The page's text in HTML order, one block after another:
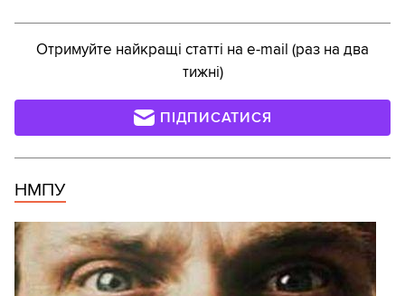
Отримуйте найкращі статті на e-mail (раз на два
тижні)
ПІДПИСАТИСЯ
НМПУ